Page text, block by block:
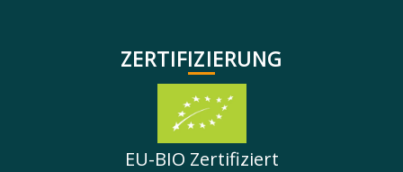
ZERTIFIZIERUNG
EU-BIO Zertifiziert